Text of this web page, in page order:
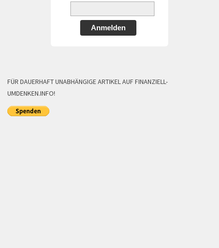
Anmelden
FÜR DAUERHAFT UNABHÄNGIGE ARTIKEL AUF FINANZIELL-
UMDENKEN.INFO!